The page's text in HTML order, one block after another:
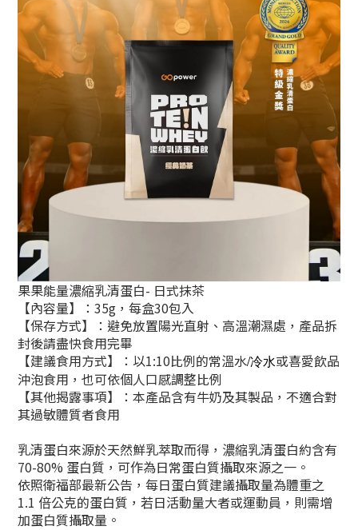
果果能量濃縮乳清蛋白- 日式抹茶
【內容量】：35g，每盒30包入
【保存方式】：避免放置陽光直射、高溫潮濕處，產品拆
封後請盡快食用完畢
【建議食用方式】：以1:10比例的常溫水/冷水或喜愛飲品
沖泡食用，也可依個人口感調整比例
【其他揭露事項】：本產品含有牛奶及其製品，不適合對
其過敏體質者食用
乳清蛋白來源於天然鮮乳萃取而得，濃縮乳清蛋白約含有
70-80% 蛋白質，可作為日常蛋白質攝取來源之一。
依照衛福部最新公告，每日蛋白質建議攝取量為體重之
1.1 倍公克的蛋白質，若日活動量大者或運動員，則需增
加蛋白質攝取量。